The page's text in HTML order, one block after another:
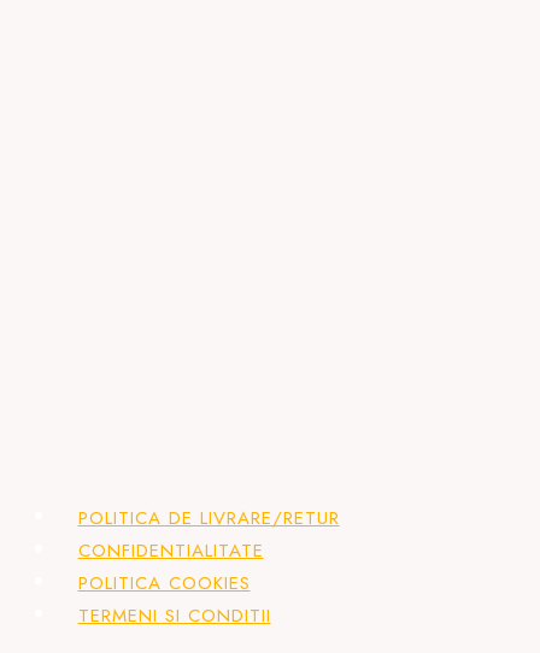
POLITICA DE LIVRARE/RETUR
CONFIDENTIALITATE
POLITICA COOKIES
TERMENI SI CONDITII